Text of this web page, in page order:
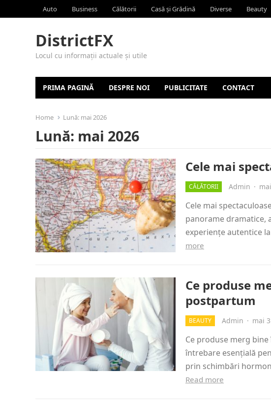
Auto Business Călătorii Casă și Grădină Diverse Beauty
DistrictFX
Locul cu informații actuale și utile
PRIMA PAGINĂ DESPRE NOI PUBLICITATE CONTACT
Home Lună: mai 2026
Lună: mai 2026
Cele mai
CĂLĂTORII Admin ·
Cele mai
panorame dramatice,
experiențe autentice
more
Ce produse
postpartum
BEAUTY Admin · mai
Ce produse merg
întrebare esențială
prin schimbări
Read more